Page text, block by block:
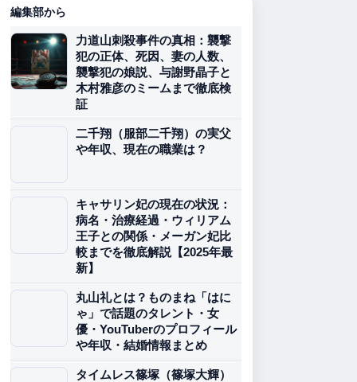
編集部から
力道山刺殺事件の真相：襲撃
犯の正体、死因、妻の人数、
襲撃犯の娘説、与謝野晶子と
木村雅彦のミームまで徹底検
証
二千翔（服部二千翔）の実父
や年収、現在の職業は？
キャサリン妃の現在の状況：
病名・治療経過・ウィリアム
王子との関係・メーガン妃比
較までを徹底解説【2025年最
新】
丸山礼とは？ものまね「はに
ゃ」で話題のタレント・女
優・YouTuberのプロフィール
や年収・結婚情報まとめ
タイムレス篠塚（篠塚大輝）